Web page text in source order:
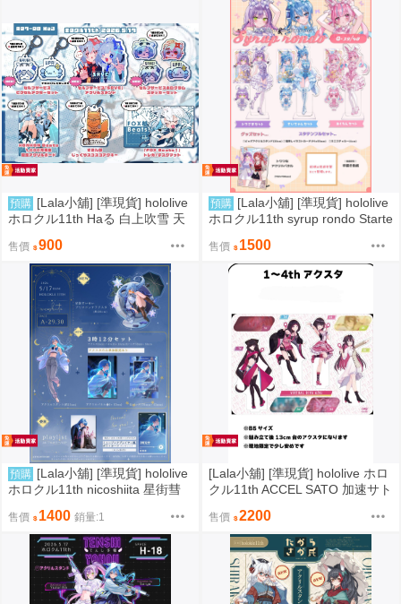
預購 [Lala小舖] [準現貨] hololive
ホロクル11th Haる 白上吹雪 天
鼠墊
售價 900
預購 [Lala小舖] [準現貨] hololive
ホロクル11th syrup rondo Starte
貼紙
售價 1500
預購 [Lala小舖] [準現貨] hololive
ホロクル11th nicoshiita 星街彗
售價 1400 銷量:1
[Lala小舖] [準現貨] hololive ホロ
クル11th ACCEL SATO 加速サト
親簽 直筆
售價 2200